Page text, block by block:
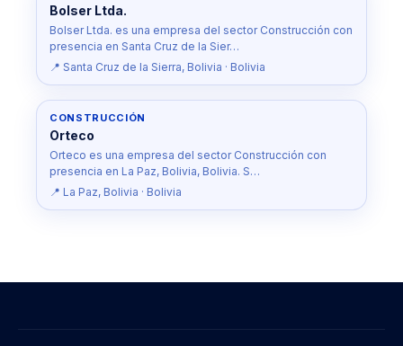
Bolser Ltda.
Bolser Ltda. es una empresa del sector Construcción con
presencia en Santa Cruz de la Sier…
📍 Santa Cruz de la Sierra, Bolivia · Bolivia
CONSTRUCCIÓN
Orteco
Orteco es una empresa del sector Construcción con
presencia en La Paz, Bolivia, Bolivia. S…
📍 La Paz, Bolivia · Bolivia